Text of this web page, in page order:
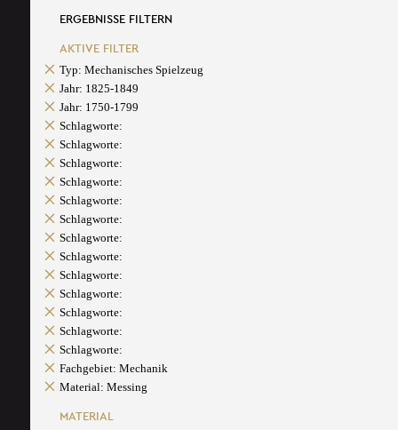
ERGEBNISSE FILTERN
AKTIVE FILTER
Typ: Mechanisches Spielzeug
Jahr: 1825-1849
Jahr: 1750-1799
Schlagworte:
Schlagworte:
Schlagworte:
Schlagworte:
Schlagworte:
Schlagworte:
Schlagworte:
Schlagworte:
Schlagworte:
Schlagworte:
Schlagworte:
Schlagworte:
Schlagworte:
Fachgebiet: Mechanik
Material: Messing
MATERIAL